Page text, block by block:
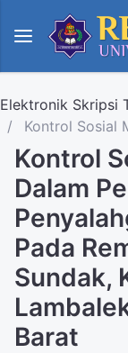
Elektronik Skripsi
Kontrol Sosial
Kontrol
Dalam
Pada
Sundak,
Barat